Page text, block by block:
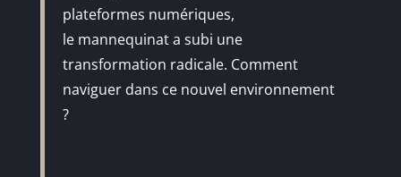
plateformes numériques,
le mannequinat a subi une
transformation radicale. Comment
naviguer dans ce nouvel environnement
?